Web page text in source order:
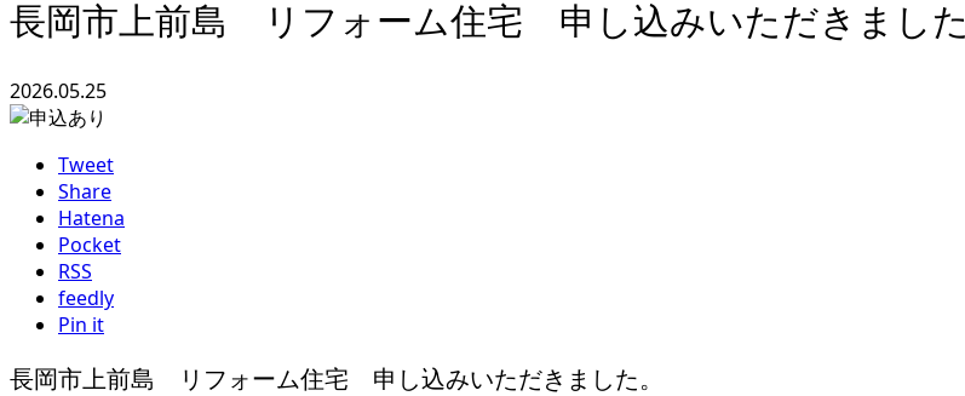
長岡市上前島 リフォーム住宅 申し込みいただきました
2026.05.25
Tweet
Share
Hatena
Pocket
RSS
feedly
Pin it
長岡市上前島 リフォーム住宅 申し込みいただきました。